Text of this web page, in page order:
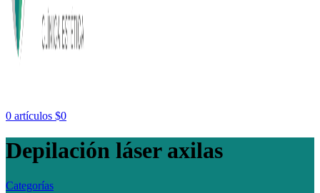
0 artículos $0
Depilación láser axilas
Categorías